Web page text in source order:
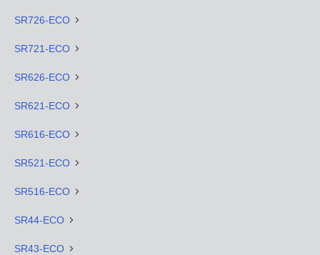
SR726-ECO
SR721-ECO
SR626-ECO
SR621-ECO
SR616-ECO
SR521-ECO
SR516-ECO
SR44-ECO
SR43-ECO